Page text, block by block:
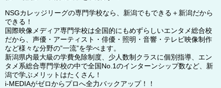
NSGカレッジリーグの専門学校なら、新潟でもできる＋新潟だから
できる！
国際映像メディア専門学校は全国的にもめずらしいエンタメ総合校
だから、声優・アーティスト・俳優・照明・音響・テレビ映像制作
など様々な分野の”一流”を学べます。
新潟県内最大級の学費免除制度、少人数制クラスに個別指導、エン
タメ系総合専門学校の中で全国No.1のインターンシップ数など、新
潟で学ぶメリットはたくさん！
i-MEDIAがゼロからプロへ全力バックアップ！！